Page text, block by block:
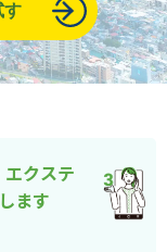
す
クステ
ます